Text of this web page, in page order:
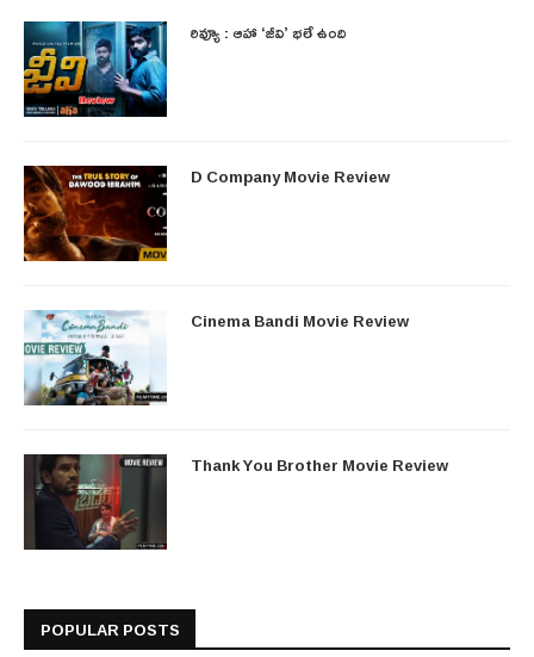
రివ్యూ : ఆహా ‘జీవి’ భలే ఉంది
D Company Movie Review
Cinema Bandi Movie Review
Thank You Brother Movie Review
POPULAR POSTS